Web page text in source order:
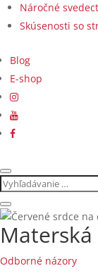
Náročné
Skúsenosti so
Blog
E-shop
Odborné názory